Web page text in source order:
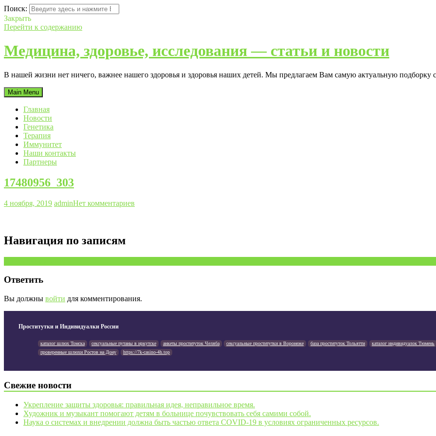
Поиск:
Закрыть
Перейти к содержанию
Медицина, здоровье, исследования — статьи и новости
В нашей жизни нет ничего, важнее нашего здоровья и здоровья наших детей. Мы предлагаем Вам самую актуальную подборку
Main Menu
Главная
Новости
Генетика
Терапия
Иммунитет
Наши контакты
Партнеры
17480956_303
4 ноября, 2019 adminНет комментариев
Навигация по записям
Ответить
Вы должны войти для комментирования.
Проститутки и Индивидуалки России
каталог шлюх Томска сексуальные путаны в иркутске анкеты проституток Челяба сексуальные проститутки в Воронеже база проституток Тольятти каталог индивидуалок Тюмень
проверенные шлюхи Ростов на Дону
https://7k-casino-4h.top
Свежие новости
Укрепление защиты здоровья: правильная идея, неправильное время.
Художник и музыкант помогают детям в больнице почувствовать себя самими собой.
Наука о системах и внедрении должна быть частью ответа COVID-19 в условиях ограниченных ресурсов.